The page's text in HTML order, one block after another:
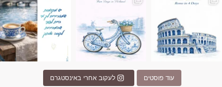
עוד פוסטים לעקוב אחרי באינסטגרם